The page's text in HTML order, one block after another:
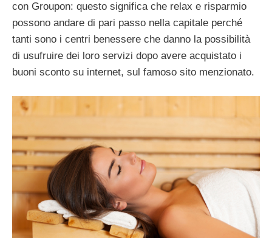
con Groupon: questo significa che relax e risparmio
possono andare di pari passo nella capitale perché
tanti sono i centri benessere che danno la possibilità
di usufruire dei loro servizi dopo avere acquistato i
buoni sconto su internet, sul famoso sito menzionato.